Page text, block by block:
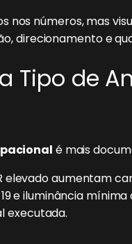
números, mas
direcionamento e
Tipo de
é mais
aumentam
e iluminância
executada.